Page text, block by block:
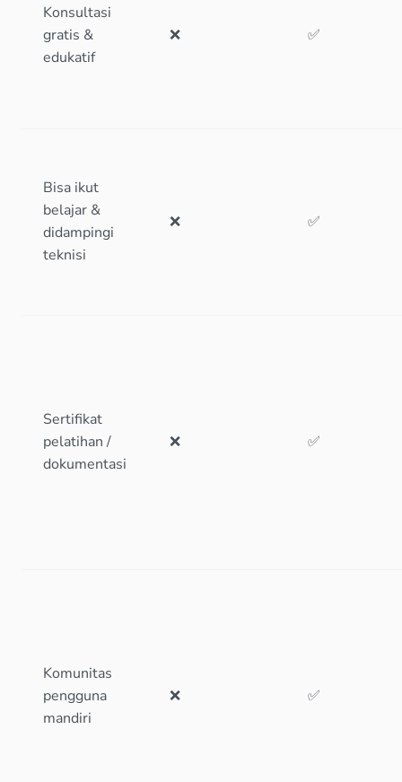
Konsultasi
gratis &
edukatif
❌ ✅
Bisa ikut
belajar &
didampingi
teknisi
❌ ✅
Sertifikat
pelatihan /
dokumentasi
❌ ✅
Komunitas
pengguna
mandiri
❌ ✅